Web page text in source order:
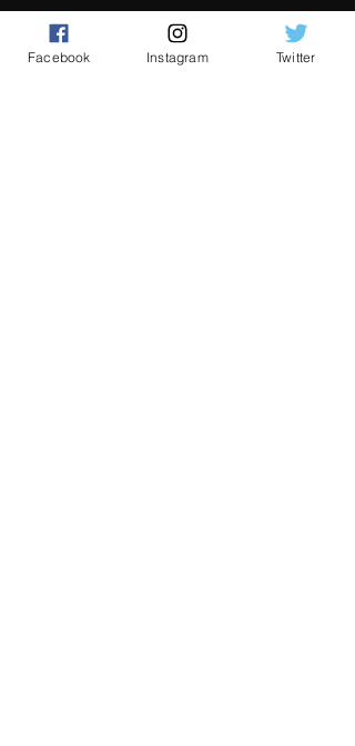
Facebook Instagram Twitter